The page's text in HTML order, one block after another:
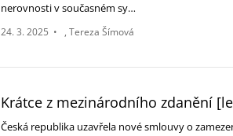
nerovnosti v současném sy…
24. 3. 2025 • Tereza Šímová
Krátce z mezinárodního zdanění
Česká republika uzavřela nové smlouvy o